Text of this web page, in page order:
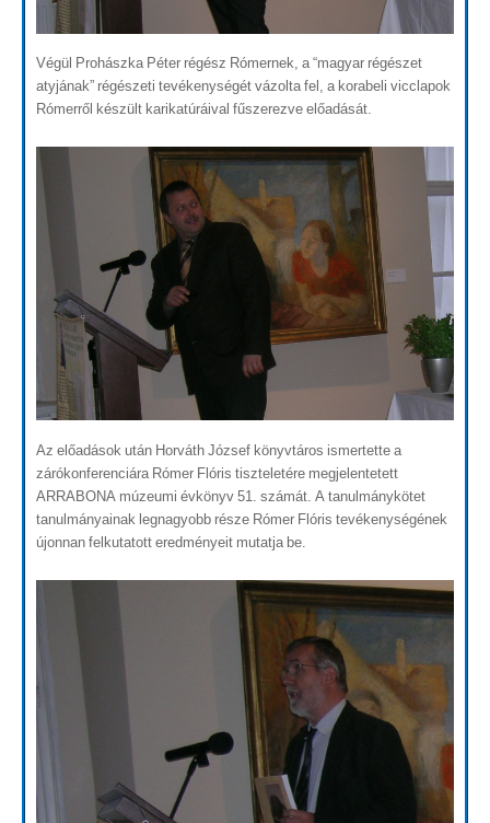
Végül Prohászka Péter régész Rómernek, a “magyar régészet
atyjának” régészeti tevékenységét vázolta fel, a korabeli vicclapok
Rómerről készült karikatúráival fűszerezve előadását.
Az előadások után Horváth József könyvtáros ismertette a
zárókonferenciára Rómer Flóris tiszteletére megjelentetett
ARRABONA múzeumi évkönyv 51. számát. A tanulmánykötet
tanulmányainak legnagyobb része Rómer Flóris tevékenységének
újonnan felkutatott eredményeit mutatja be.